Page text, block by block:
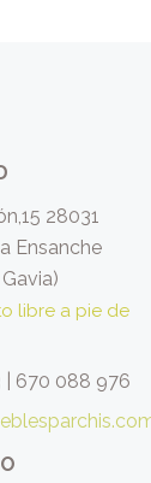
28031
Ensanche
libre a pie de
670 088 976